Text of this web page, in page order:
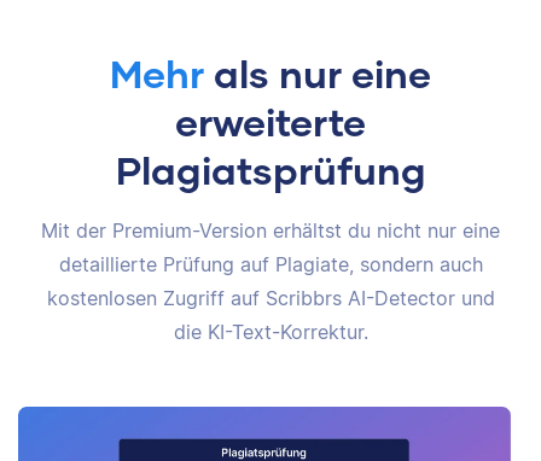
Mehr als nur eine
erweiterte
Plagiatsprüfung
Mit der Premium-Version erhältst du nicht nur eine
detaillierte Prüfung auf Plagiate, sondern auch
kostenlosen Zugriff auf Scribbrs AI-Detector und
die KI-Text-Korrektur.